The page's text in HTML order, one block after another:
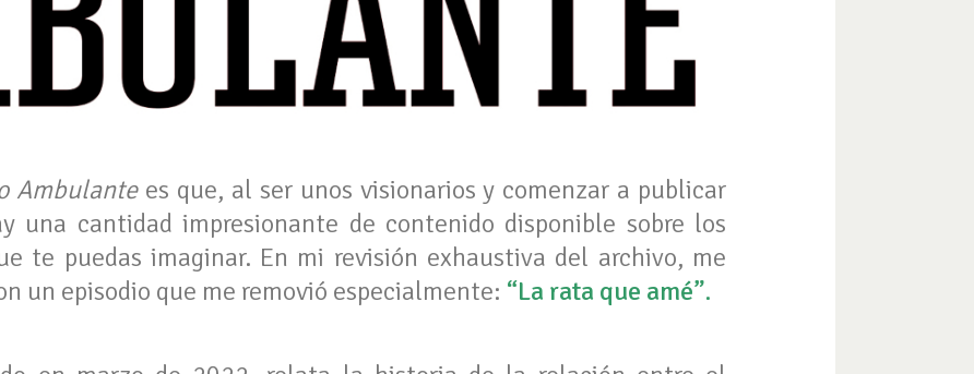
Ambulantees que, al ser unos visionarios y comenzar a publicar
una cantidad impresionante de contenido disponible sobre los
te puedas imaginar. En mi revisión exhaustiva del archivo, me
un episodio que me removió especialmente: “La rata que amé”.